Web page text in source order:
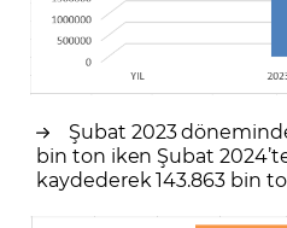
Şubat 2023
bin ton iken Şubat
kaydederek 143.863 bin